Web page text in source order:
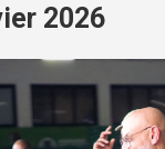
2026